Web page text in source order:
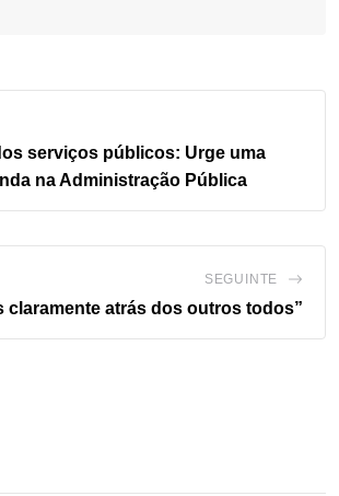
serviços públicos: Urge uma
na Administração Pública
SEGUINTE
claramente atrás dos outros todos”